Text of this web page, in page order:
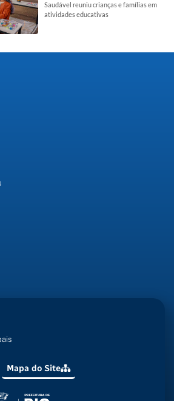
Saudável reuniu crianças e famílias em
atividades educativas
Mapa do Site